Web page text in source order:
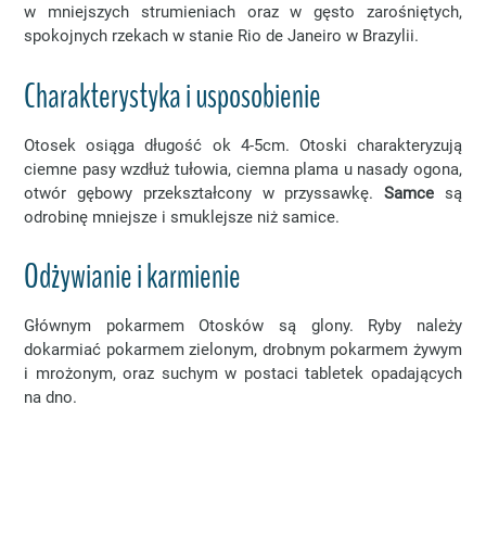
w mniejszych strumieniach oraz w gęsto zarośniętych,
spokojnych rzekach w stanie Rio de Janeiro w Brazylii.
Charakterystyka i usposobienie
Otosek osiąga długość ok 4-5cm. Otoski charakteryzują
ciemne pasy wzdłuż tułowia, ciemna plama u nasady ogona,
otwór gębowy przekształcony w przyssawkę. Samcesą
odrobinę mniejsze i smuklejsze niż samice.
Odżywianie i karmienie
Głównym pokarmem Otosków są glony. Ryby należy
dokarmiać pokarmem zielonym, drobnym pokarmem żywym
i mrożonym, oraz suchym w postaci tabletek opadających
na dno.